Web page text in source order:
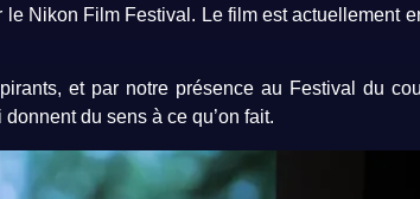
Nikon Film Festival. Le film est actuellement
et par notre présence au Festival du
du sens à ce qu’on fait.